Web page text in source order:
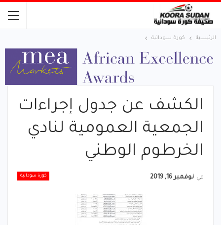
الرئيسية كورة سودانية
الكشف عن جدول إجراءات
الجمعية العمومية لنادي
الخرطوم الوطني
كورة سودانية في نوفمبر 16, 2019